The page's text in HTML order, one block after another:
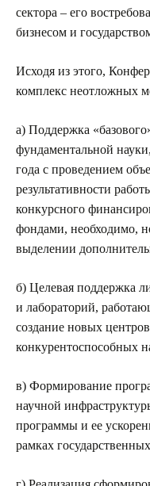
сектора – его
бизнесом и
Исходя из этого,
комплекс неотложных
а) Поддержка
фундаментальной
года с проведением
результативности
конкурсного
фондами, необходимо,
выделении
б) Целевая поддержка
и лабораторий,
создание новых
конкурентоспособных
в) Формирование
научной
программы и ее
рамках